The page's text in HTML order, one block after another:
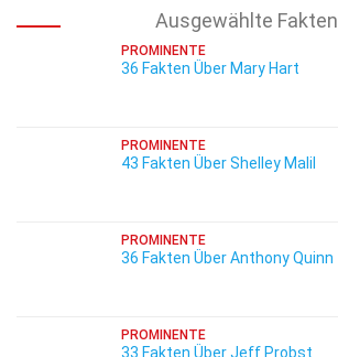
Ausgewählte Fakten
PROMINENTE
36 Fakten Über Mary Hart
PROMINENTE
43 Fakten Über Shelley Malil
PROMINENTE
36 Fakten Über Anthony Quinn
PROMINENTE
33 Fakten Über Jeff Probst